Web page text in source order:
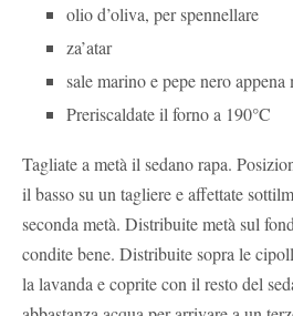
olio d’oliva, per spennellare
za’atar
sale marino e pepe nero appena
Preriscaldate il forno a 190°C
Tagliate a metà il sedano rapa.
il basso su un tagliere e affettate
seconda metà. Distribuite metà sul
condite bene. Distribuite sopra le
la lavanda e coprite con il resto del